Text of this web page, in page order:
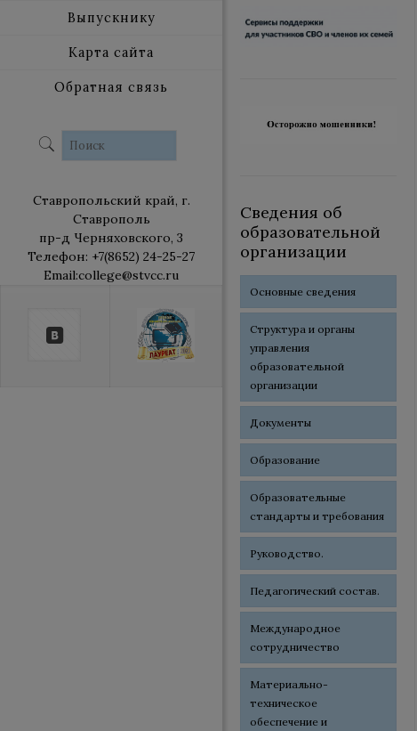
Выпускнику
Карта сайта
Обратная связь
Ставропольский край, г.
Ставрополь
пр-д Черняховского, 3
Телефон: +7(8652) 24-25-27
Email:college@stvcc.ru
Сведения об
образовательной
организации
Основные сведения
Структура и органы
управления
образовательной
организации
Документы
Образование
Образовательные
стандарты и требования
Руководство.
Педагогический состав.
Международное
сотрудничество
Материально-
техническое
обеспечение и